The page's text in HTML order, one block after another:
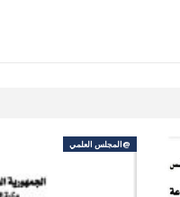
@المجلس العلمي